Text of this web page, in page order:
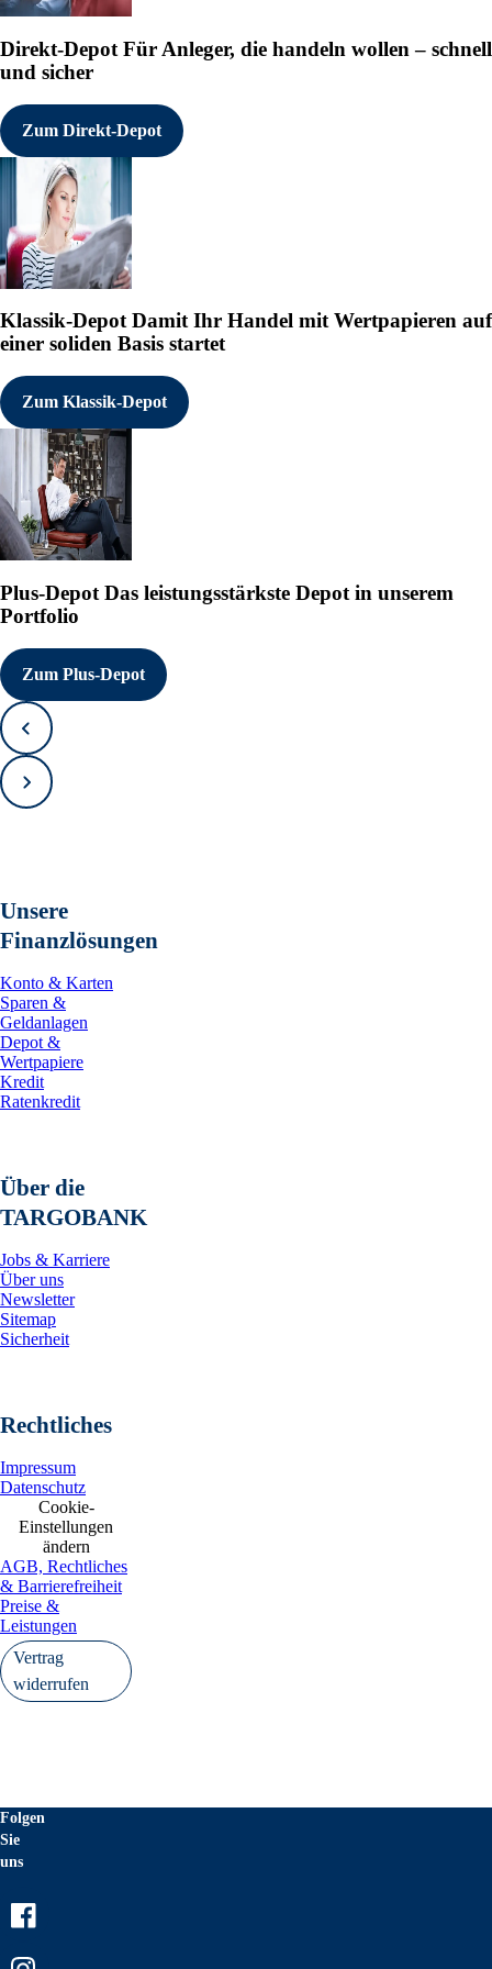
Direkt-Depot Für Anleger, die handeln wollen – schnell
und sicher
Zum Direkt-Depot
Klassik-DepotDamit Ihr Handel mit Wertpapieren auf
einer soliden Basis startet
Zum Klassik-Depot
Plus-Depot Das leistungsstärkste Depot in unserem
Portfolio
Zum Plus-Depot
Zurück
Vorwärts
Unsere
Finanzlösungen
Konto & Karten
Sparen &
Geldanlagen
Depot &
Wertpapiere
Kredit
Ratenkredit
Über die
TARGOBANK
Jobs & Karriere
Über uns
Newsletter
Sitemap
Sicherheit
Rechtliches
Impressum
Datenschutz
Cookie-
Einstellungen
ändern
AGB, Rechtliches
& Barrierefreiheit
Preise &
Leistungen
Vertrag
widerrufen
Folgen
Sie
uns